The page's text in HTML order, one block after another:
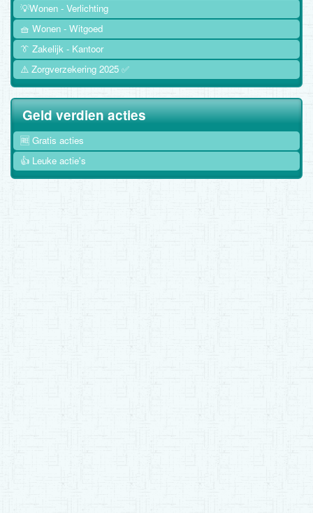
💡Wonen - Verlichting
🧺 Wonen - Witgoed
👔 Zakelijk - Kantoor
⚠️ Zorgverzekering 2025 ✅
Geld verdien acties
🆓 Gratis acties
👍 Leuke actie's